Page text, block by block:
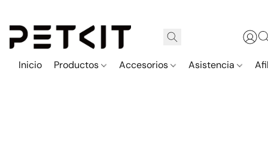
Inicio Productos Accesorios Asistencia